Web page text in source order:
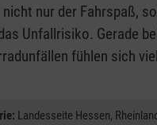
nur der Fahrspaß,
Unfallrisiko. Gerade
fühlen sich
Landesseite Hessen,